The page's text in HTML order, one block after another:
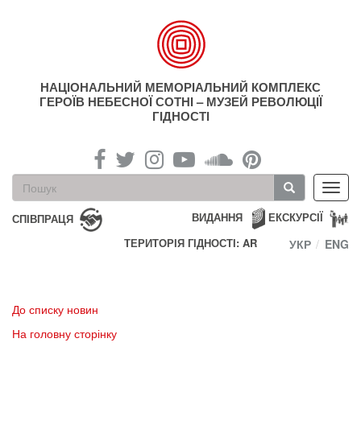
НАЦІОНАЛЬНИЙ МЕМОРІАЛЬНИЙ КОМПЛЕКС
ГЕРОЇВ НЕБЕСНОЇ СОТНІ – МУЗЕЙ РЕВОЛЮЦІЇ
ГІДНОСТІ
Пошукова
форма
Пошук
СПІВПРАЦЯ ЕКСКУРСІЇ
ВИДАННЯ
ТЕРИТОРІЯ ГІДНОСТІ: AR
УКР ENG
До списку новин
На головну сторінку